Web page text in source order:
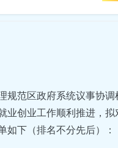
规范区政府系统议事协
创业工作顺利推进，
如下（排名不分先后）：